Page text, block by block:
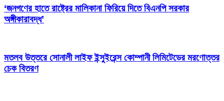
‘জনগণের হাতে রাষ্ট্রের মালিকানা ফিরিয়ে দিতে বিএনপি সরকার
অঙ্গীকারাবদ্ধ’
মতলব উত্তরে সোনালী লাইফ ইন্সুইরেন্স কোম্পানী লিমিটেডের মরণোত্তর
চেক বিতরণ